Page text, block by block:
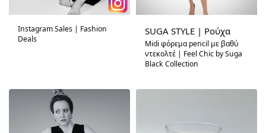
Instagram Sales | Fashion
Deals
SUGA STYLE | Ρούχα
Midi φόρεμα pencil με βαθύ
ντεκολτέ | Feel Chic by Suga
Black Collection